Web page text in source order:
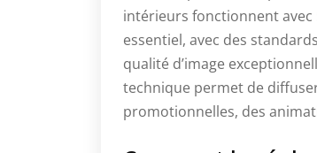
intérieurs fonctionnent
essentiel, avec des
qualité d’image
technique permet de
promotionnelles, des